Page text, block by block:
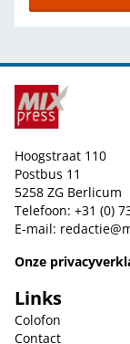
Hoogstraat 110
Postbus 11
5258 ZG Berlicum
Telefoon: +31 (0)
E-mail:
Onze
Links
Colofon
Contact